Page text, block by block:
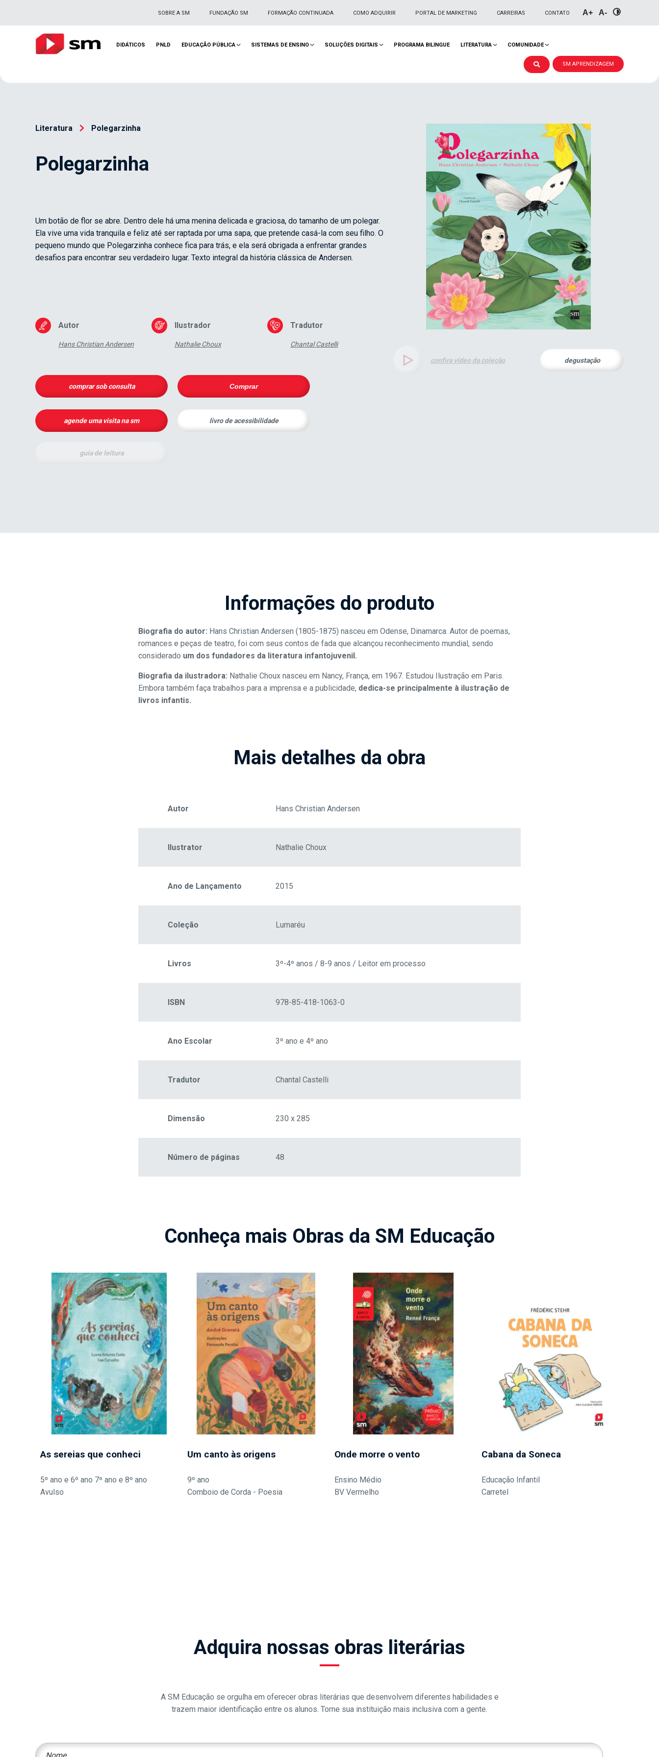
SOBRE A SM FUNDAÇÃO SM FORMAÇÃO CONTINUADA COMO ADQUIRIR PORTAL DE MARKETING CARREIRAS CONTATO A+ A-
DIDÁTICOS PNLD EDUCAÇÃO PÚBLICA SISTEMAS DE ENSINO SOLUÇÕES DIGITAIS PROGRAMA BILINGUE LITERATURA COMUNIDADE
SM APRENDIZAGEM
confira vídeo da coleção degustação
Literatura Polegarzinha
Polegarzinha
Um botão de flor se abre. Dentro dele há uma menina delicada e graciosa, do tamanho de um polegar.
Ela vive uma vida tranquila e feliz até ser raptada por uma sapa, que pretende casá-la com seu filho. O
pequeno mundo que Polegarzinha conhece fica para trás, e ela será obrigada a enfrentar grandes
desafios para encontrar seu verdadeiro lugar. Texto integral da história clássica de Andersen.
Autor
Hans Christian Andersen
Ilustrador
Nathalie Choux
Tradutor
Chantal Castelli
comprar sob consulta Comprar
agende uma visita na sm livro de acessibilidade
guia de leitura
Informações do produto
Biografia do autor: Hans Christian Andersen (1805-1875) nasceu em Odense, Dinamarca. Autor de poemas,
romances e peças de teatro, foi com seus contos de fada que alcançou reconhecimento mundial, sendo
considerado um dos fundadores da literatura infantojuvenil.
Biografia da ilustradora: Nathalie Choux nasceu em Nancy, França, em 1967. Estudou Ilustração em Paris.
Embora também faça trabalhos para a imprensa e a publicidade, dedica-se principalmente à ilustração de
livros infantis.
Mais detalhes da obra
Autor Hans Christian Andersen
Ilustrator Nathalie Choux
Ano de Lançamento 2015
Coleção Lumaréu
Livros 3º-4º anos / 8-9 anos / Leitor em processo
ISBN 978-85-418-1063-0
Ano Escolar 3º ano e 4º ano
Tradutor Chantal Castelli
Dimensão 230 x 285
Número de páginas 48
Conheça mais Obras da SM Educação
As sereias que conheci
5º ano e 6º ano 7º ano e 8º ano
Avulso
Um canto às origens
9º ano
Comboio de Corda - Poesia
Onde morre o vento
Ensino Médio
BV Vermelho
Cabana da Soneca
Educação Infantil
Carretel
Adquira nossas obras literárias
A SM Educação se orgulha em oferecer obras literárias que desenvolvem diferentes habilidades e
trazem maior identificação entre os alunos. Torne sua instituição mais inclusiva com a gente.